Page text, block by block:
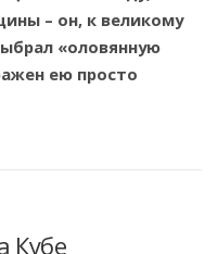
– он, к великому
«оловянную
ею просто
Кубе